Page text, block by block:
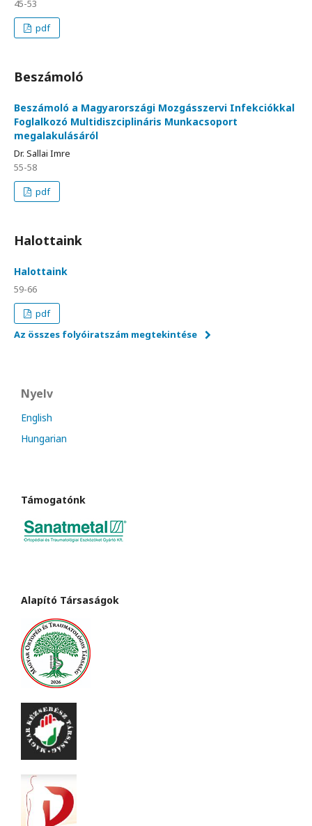
45-53
pdf
Beszámoló
Beszámoló a Magyarországi Mozgásszervi Infekciókkal
Foglalkozó Multidiszciplináris Munkacsoport
megalakulásáról
Dr. Sallai Imre
55-58
pdf
Halottaink
Halottaink
59-66
pdf
Az összes folyóiratszám megtekintése
Nyelv
English
Hungarian
Támogatónk
Alapító Társaságok